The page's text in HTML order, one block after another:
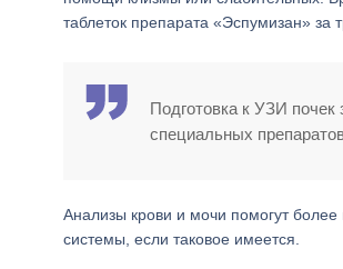
таблеток препарата «Эспумизан» за
Подготовка к УЗИ почек
специальных
Анализы крови и мочи помогут
системы, если таковое имеется.